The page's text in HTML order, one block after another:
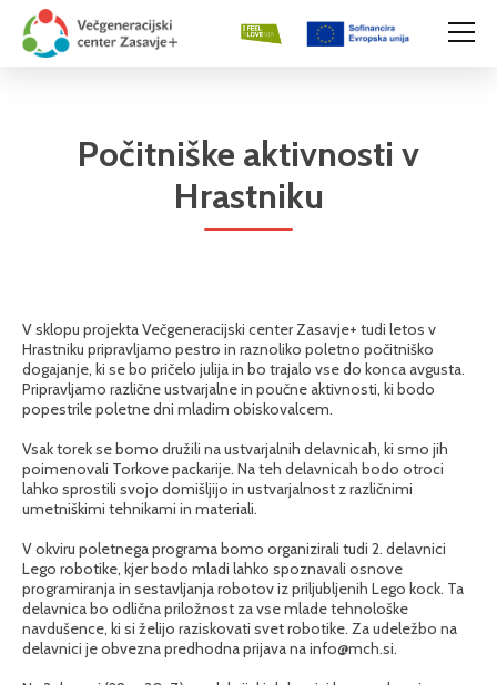
Počitniške aktivnosti v
Hrastniku
V sklopu projekta Večgeneracijski center Zasavje+ tudi letos v
Hrastniku pripravljamo pestro in raznoliko poletno počitniško
dogajanje, ki se bo pričelo julija in bo trajalo vse do konca avgusta.
Pripravljamo različne ustvarjalne in poučne aktivnosti, ki bodo
popestrile poletne dni mladim obiskovalcem.
Vsak torek se bomo družili na ustvarjalnih delavnicah, ki smo jih
poimenovali Torkove packarije. Na teh delavnicah bodo otroci
lahko sprostili svojo domišljijo in ustvarjalnost z različnimi
umetniškimi tehnikami in materiali.
V okviru poletnega programa bomo organizirali tudi 2. delavnici
Lego robotike, kjer bodo mladi lahko spoznavali osnove
programiranja in sestavljanja robotov iz priljubljenih Lego kock. Ta
delavnica bo odlična priložnost za vse mlade tehnološke
navdušence, ki si želijo raziskovati svet robotike. Za udeležbo na
delavnici je obvezna predhodna prijava na info@mch.si.